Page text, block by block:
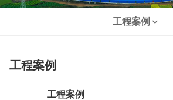
工程案例
工程案例
工程案例